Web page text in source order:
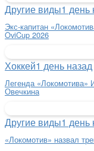
Другие виды1 день
Экс-капитан
OviCup 2026
Хоккей1 день назад
Легенда «Локомотива»
Овечкина
Другие виды1 день
«Локомотив» назвал